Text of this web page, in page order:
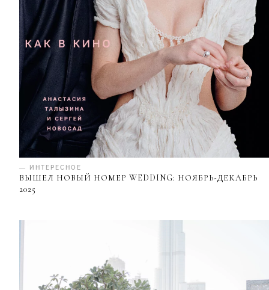
— ИНТЕРЕСНОЕ
ВЫШЕЛ НОВЫЙ НОМЕР WEDDING: НОЯБРЬ-ДЕКАБРЬ
2025